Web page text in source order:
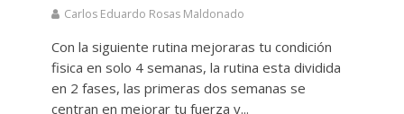
Carlos Eduardo Rosas Maldonado
Con la siguiente rutina mejoraras tu condición
fisica en solo 4 semanas, la rutina esta dividida
en 2 fases, las primeras dos semanas se
centran en mejorar tu fuerza y...